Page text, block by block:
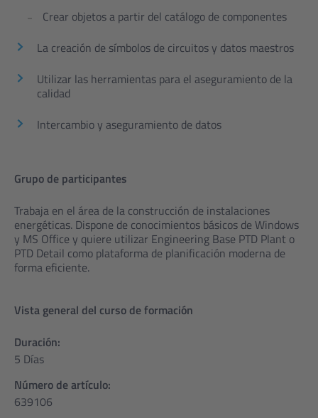
Crear objetos a partir del catálogo de componentes
La creación de símbolos de circuitos y datos maestros
Utilizar las herramientas para el aseguramiento de la
calidad
Intercambio y aseguramiento de datos
Grupo de participantes
Trabaja en el área de la construcción de instalaciones
energéticas. Dispone de conocimientos básicos de Windows
y MS Office y quiere utilizar Engineering Base PTD Plant o
PTD Detail como plataforma de planificación moderna de
forma eficiente.
Vista general del curso de formación
Duración:
5 Días
Número de artículo:
639106